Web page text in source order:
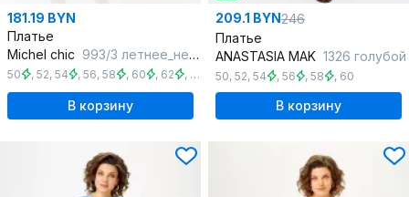
181.19 BYN
Платье
Michel chic 993/3 летнее_небо
50 , 52, 54 , 56, 58 , 60 , 62 , 64 ,66 , 68
В корзину
209.1 BYN246
Платье
ANASTASIA MAK 1326 голубой
50, 52, 54 , 56 , 58 , 60
В корзину